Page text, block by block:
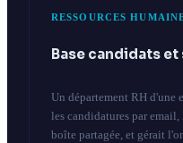
RESSOURCES
Base candidats
Un département RH d'une
les candidatures par
boîte partagée, et gérait